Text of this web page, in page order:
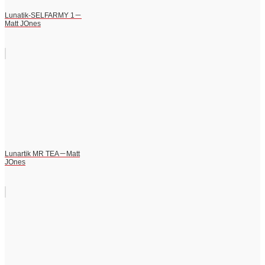
Lunatik-SELFARMY 1－
Matt JOnes
Lunartik MR TEA－Matt
JOnes